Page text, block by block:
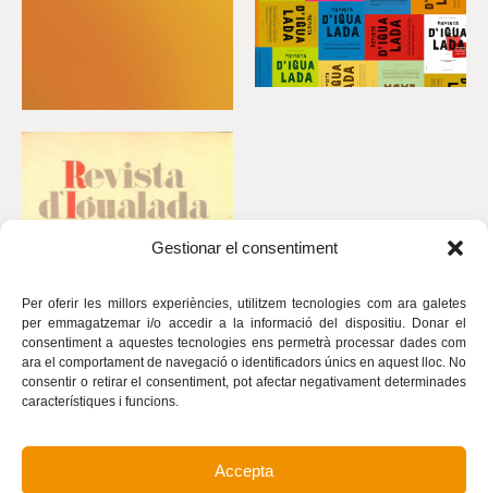
Gestionar el consentiment
Per oferir les millors experiències, utilitzem tecnologies com ara galetes
per emmagatzemar i/o accedir a la informació del dispositiu. Donar el
consentiment a aquestes tecnologies ens permetrà processar dades com
ara el comportament de navegació o identificadors únics en aquest lloc. No
consentir o retirar el consentiment, pot afectar negativament determinades
característiques i funcions.
Accepta